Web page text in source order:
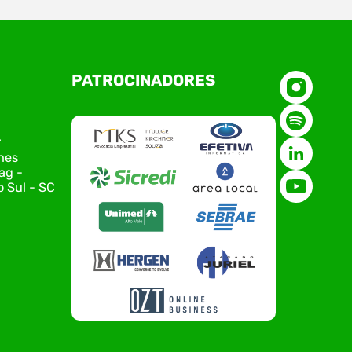
O Polo ACATE-ACIRS, por meio do NIAVI – Núcleo
de Tecnologia da Informação do Alto Vale do
Conexão Tech NIAVI, reunindo empresas de
tecnologia da região para uma noite de
conteúdo estratégico e
de novas iniciativas para o setor.
encontro aconteceu em Rio…
-
Sul - SC
PATROCINADORES